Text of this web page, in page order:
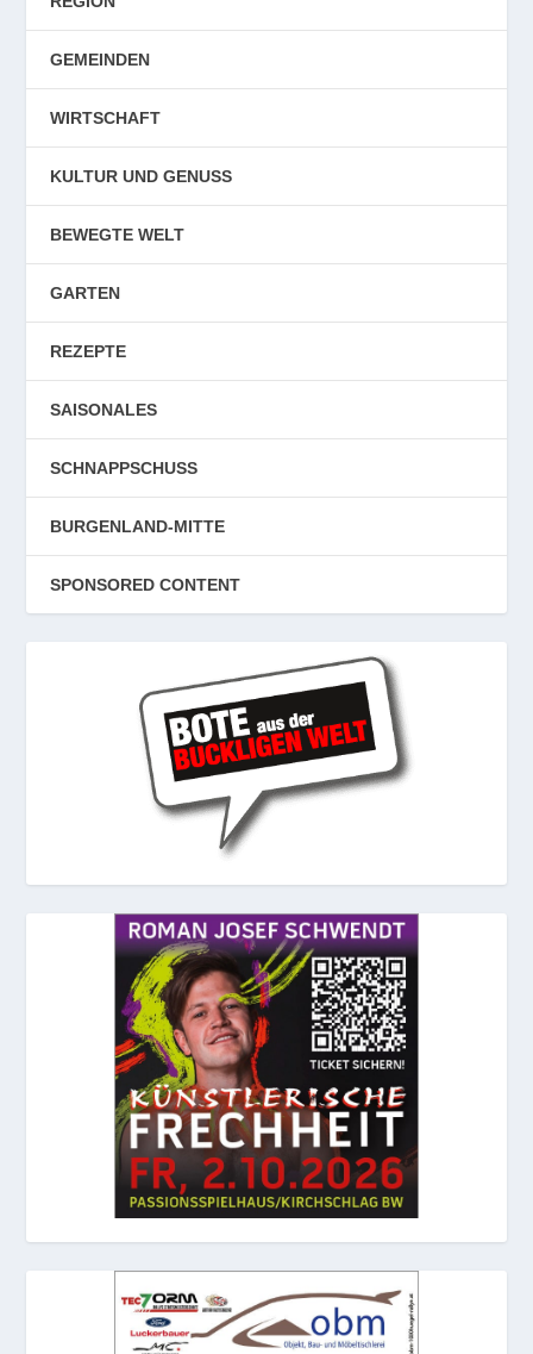
GEMEINDEN
WIRTSCHAFT
KULTUR UND GENUSS
BEWEGTE WELT
GARTEN
REZEPTE
SAISONALES
SCHNAPPSCHUSS
BURGENLAND-MITTE
SPONSORED CONTENT